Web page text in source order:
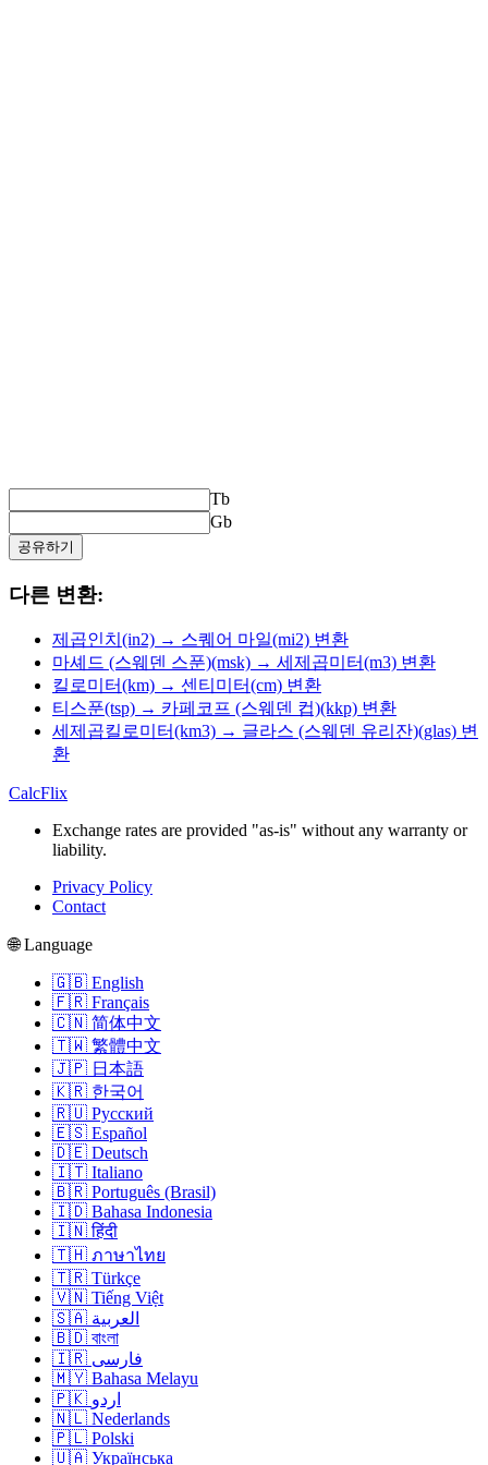
Tb
Gb
공유하기
다른 변환:
제곱인치(in2) → 스퀘어 마일(mi2) 변환
마셰드 (스웨덴 스푼)(msk) → 세제곱미터(m3) 변환
킬로미터(km) → 센티미터(cm) 변환
티스푼(tsp) → 카페코프 (스웨덴 컵)(kkp) 변환
세제곱킬로미터(km3) → 글라스 (스웨덴 유리잔)(glas) 변
환
CalcFlix
Exchange rates are provided "as-is" without any warranty or
liability.
Privacy Policy
Contact
🌐 Language
🇬🇧 English
🇫🇷 Français
🇨🇳 简体中文
🇹🇼 繁體中文
🇯🇵 日本語
🇰🇷 한국어
🇷🇺 Русский
🇪🇸 Español
🇩🇪 Deutsch
🇮🇹 Italiano
🇧🇷 Português (Brasil)
🇮🇩 Bahasa Indonesia
🇮🇳 हिंदी
🇹🇭 ภาษาไทย
🇹🇷 Türkçe
🇻🇳 Tiếng Việt
🇸🇦 العربية
🇧🇩 বাংলা
🇮🇷 فارسی
🇲🇾 Bahasa Melayu
🇵🇰 اردو
🇳🇱 Nederlands
🇵🇱 Polski
🇺🇦 Українська